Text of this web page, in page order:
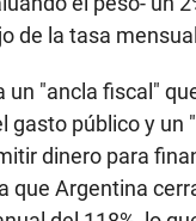
de la tasa
un "ancla fiscal"
gasto público y un
dinero para
que Argentina